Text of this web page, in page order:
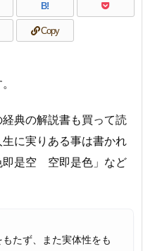
B!
Copy
典の解説書も買って読
に実りある事は書かれ
即是空 空即是色」など
たず、また実体性をも